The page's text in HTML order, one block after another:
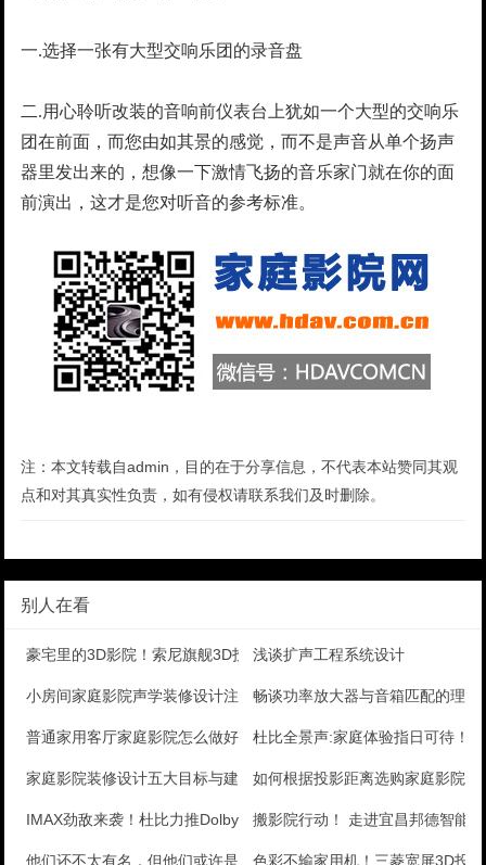
一.选择一张有大型交响乐团的录音盘
二.用心聆听改装的音响前仪表台上犹如一个大型的交响乐
团在前面，而您由如其景的感觉，而不是声音从单个扬声
器里发出来的，想像一下激情飞扬的音乐家门就在你的面
前演出，这才是您对听音的参考标准。
注：本文转载自admin，目的在于分享信息，不代表本站赞同其观
点和对其真实性负责，如有侵权请联系我们及时删除。
别人在看
豪宅里的3D影院！索尼旗舰3D投影评测浅谈扩声工程系统设计
小房间家庭影院声学装修设计注意事项畅谈功率放大器与音箱匹配的理解
普通家用客厅家庭影院怎么做好隔音吸音处理杜比全景声:家庭体验指日可待！
家庭影院装修设计五大目标与建议如何根据投影距离选购家庭影院投
IMAX劲敌来袭！杜比力推Dolby Vision影搬影院行动！ 走进宜昌邦德智能
他们还不太有名，但他们或许是大陆电影的未来色彩不输家用机！三菱宽屏3D投